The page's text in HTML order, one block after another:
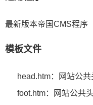
最新版本帝国CMS程序
模板文件
head.htm：网站公
foot.htm：网站公共